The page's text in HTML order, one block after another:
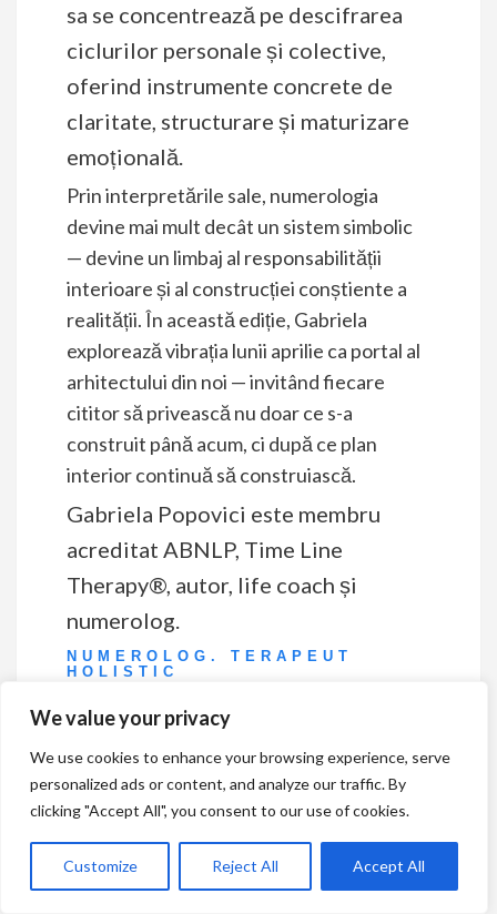
We value your privacy
We use cookies to enhance your browsing experience, serve
personalized ads or content, and analyze our traffic. By
clicking "Accept All", you consent to our use of cookies.
Customize Reject All Accept All
sa se concentrează pe descifrarea
ciclurilor personale și colective,
oferind instrumente concrete de
claritate, structurare și maturizare
emoțională.
Prin interpretările sale, numerologia
devine mai mult decât un sistem simbolic
— devine un limbaj al responsabilității
interioare și al construcției conștiente a
realității. În această ediție, Gabriela
explorează vibrația lunii aprilie ca portal al
arhitectului din noi — invitând fiecare
cititor să privească nu doar ce s-a
construit până acum, ci după ce plan
interior continuă să construiască.
Gabriela Popovici este membru
acreditat ABNLP, Time Line
Therapy®, autor, life coach și
numerolog.
NUMEROLOG. TERAPEUT
HOLISTIC
GABRIELAPOPOVICI.RO